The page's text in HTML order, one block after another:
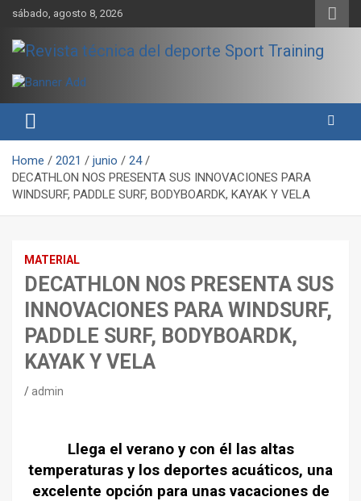
Skip
content
sábado, agosto 8, 2026
Revista técnica del deporte
Sport Training
rendimiento, nutrición y entrenamiento.
Home 2021 junio
24
DECATHLON NOS PRESENTA SUS INNOVACIONES PARA
WINDSURF, PADDLE SURF, BODYBOARDK, KAYAK Y VELA
MATERIAL
DECATHLON NOS PRESENTA SUS
INNOVACIONES PARA WINDSURF,
PADDLE SURF, BODYBOARDK,
KAYAK Y VELA
admin
Llega el verano y con él las altas
temperaturas y los deportes acuáticos, una
excelente opción para unas vacaciones de